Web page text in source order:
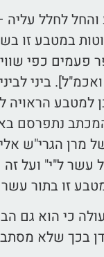
לחלל עליה
במטבע זו
פעמים כפי
ביני
למטבע הראויה
נתפרסם
מרן הגרי"ש
ל"י" ועל זה
זו בתור
כי הוא גם
בכך שלא